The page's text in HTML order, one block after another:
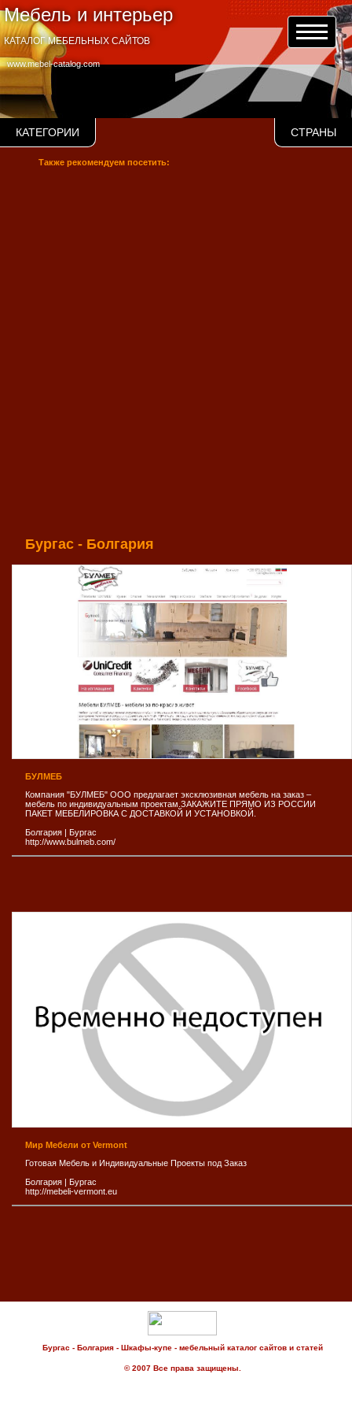
Мебель и интерьер
www.mebel-catalog.com
КАТАЛОГ МЕБЕЛЬНЫХ САЙТОВ
КАТЕГОРИИ СТРАНЫ
Также рекомендуем посетить:
Бургас - Болгария
БУЛМЕБ
Компания "БУЛМЕБ" ООО предлагает эксклюзивная мебель на заказ –
мебель по индивидуальным проектам.ЗАКАЖИТЕ ПРЯМО ИЗ РОССИИ
ПАКЕТ МЕБЕЛИРОВКА С ДОСТАВКОЙ И УСТАНОВКОЙ.
Болгария | Бургас
http://www.bulmeb.com/
Мир Мебели от Vermont
Готовая Мебель и Индивидуальные Проекты под Заказ
Болгария | Бургас
http://mebeli-vermont.eu
Бургас - Болгария - Шкафы-купе - мебельный каталог сайтов и статей
© 2007 Все права защищены.